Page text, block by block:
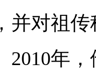
并对祖
2010年